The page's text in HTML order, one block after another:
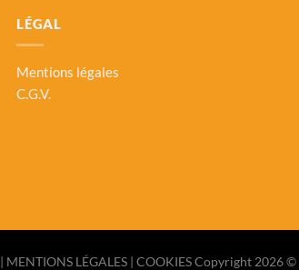
LÉGAL
Mentions légales
C.G.V.
| MENTIONS LÉGALES | COOKIESCopyright 2026 ©